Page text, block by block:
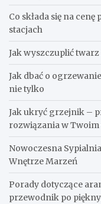
Co składa się na
stacjach
Jak wyszczuplić
Jak dbać o
nie tylko
Jak ukryć grzejnik –
rozwiązania w
Nowoczesna
Wnętrze Marzeń
Porady dotyczące
przewodnik po